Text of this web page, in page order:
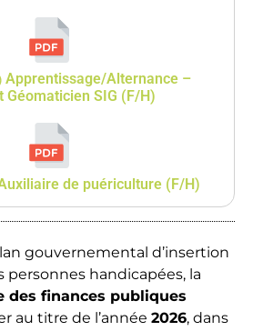
Apprentissage/Alternance –
Géomaticien SIG (F/H)
de puériculture (F/H)
gouvernemental d’insertion
personnes handicapées, la
des finances publiques
au titre de l’année 2026, dans